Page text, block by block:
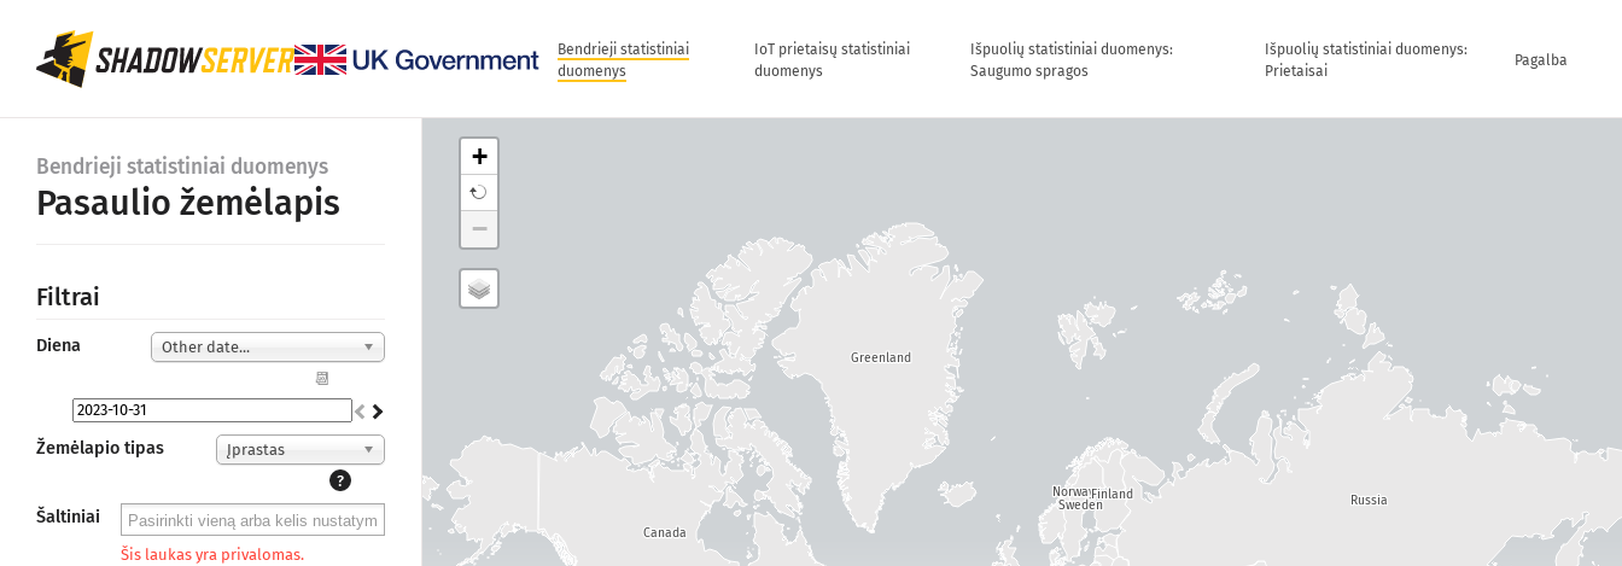
Bendrieji statistiniai
duomenys
IoT prietaisų statistiniai
duomenys
Išpuolių statistiniai duomenys:
Saugumo spragos
Išpuolių statistiniai duomenys:
Prietaisai
Pagalba
Bendrieji statistiniai duomenys
Pasaulio žemėlapis
Filtrai
Diena Other date...
📆
Žemėlapio tipas
Įprastas
?
Šaltiniai
Šis laukas yra privalomas.
Russia
Norway
Sweden
Finland
Canada
Greenland
+
−